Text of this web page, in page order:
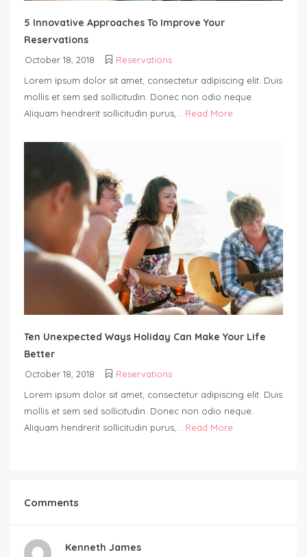
5 Innovative Approaches To Improve Your
Reservations
October 18, 2018
Reservations
Lorem ipsum dolor sit amet, consectetur adipiscing elit. Duis
mollis et sem sed sollicitudin. Donec non odio neque.
Aliquam hendrerit sollicitudin purus,... Read More
Ten Unexpected Ways Holiday Can Make Your Life
Better
October 18, 2018
Reservations
Lorem ipsum dolor sit amet, consectetur adipiscing elit. Duis
mollis et sem sed sollicitudin. Donec non odio neque.
Aliquam hendrerit sollicitudin purus,... Read More
Comments
Kenneth James